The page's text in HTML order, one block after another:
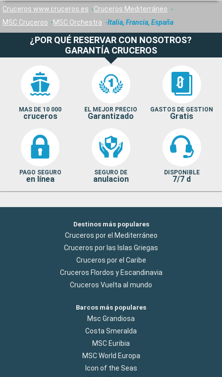
Cruceros www.cruceros.es
Cruceros Mediterráneo
MSC Cruceros
MSC Orchestra Italia, Francia, España
¿POR QUÉ RESERVAR CON NOSOTROS?
GARANTÍA CRUCEROS
MAS DE 10 000
cruceros
EL MEJOR PRECIO
Garantizado
GASTOS DE GESTION
Gratis
PAGO SEGURO
en línea
SEGURO DE
anulacion
DISPONIBLE
7/7 d
Destinos más populares
Cruceros por el Mediterráneo
Cruceros por las Islas Griegas
Cruceros por el Caribe
Cruceros Flordos y Escandinavia
Cruceros Vuelta al mundo
Barcos más populares
Msc Grandiosa
Costa Smeralda
MSC Euribia
MSC World Europa
Icon of the Seas